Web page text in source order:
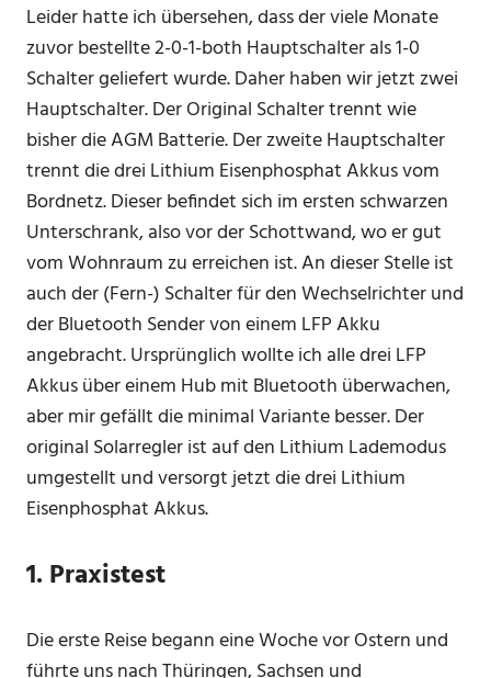
Leider hatte ich übersehen, dass der viele Monate
zuvor bestellte 2-0-1-both Hauptschalter als 1-0
Schalter geliefert wurde. Daher haben wir jetzt zwei
Hauptschalter. Der Original Schalter trennt wie
bisher die AGM Batterie. Der zweite Hauptschalter
trennt die drei Lithium Eisenphosphat Akkus vom
Bordnetz. Dieser befindet sich im ersten schwarzen
Unterschrank, also vor der Schottwand, wo er gut
vom Wohnraum zu erreichen ist. An dieser Stelle ist
auch der (Fern-) Schalter für den Wechselrichter und
der Bluetooth Sender von einem LFP Akku
angebracht. Ursprünglich wollte ich alle drei LFP
Akkus über einem Hub mit Bluetooth überwachen,
aber mir gefällt die minimal Variante besser. Der
original Solarregler ist auf den Lithium Lademodus
umgestellt und versorgt jetzt die drei Lithium
Eisenphosphat Akkus.
1. Praxistest
Die erste Reise begann eine Woche vor Ostern und
führte uns nach Thüringen, Sachsen und